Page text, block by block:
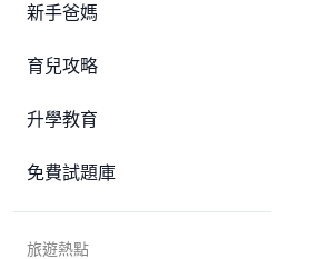
新手爸媽
育兒攻略
升學教育
免費試題庫
旅遊熱點